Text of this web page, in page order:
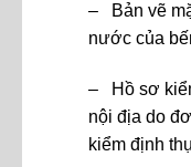
– Bản vẽ
nước của
– Hồ sơ
nội địa do
kiểm định